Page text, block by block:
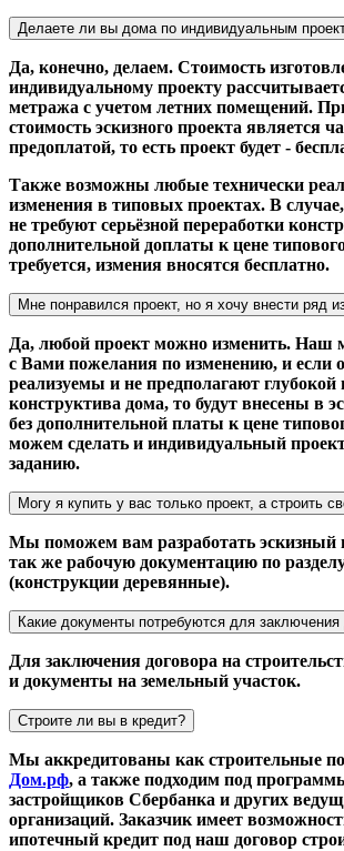
Делаете ли вы дома по индивидуальным
Да, конечно, делаем. Стоимость
индивидуальному проекту
метража с учетом летних помещений.
стоимость эскизного проекта является
предоплатой, то есть проект будет -
Также возможны любые технически
изменения в типовых проектах. В
не требуют серьёзной переработки
дополнительной доплаты к цене
требуется, измения вносятся бесплатно.
Мне понравился проект, но я хочу внести ряд
Да, любой проект можно изменить. Наш
с Вами пожелания по изменению, и если
реализуемы и не предполагают глубокой
конструктива дома, то будут внесены в
без дополнительной платы к цене
можем сделать и индивидуальный
заданию.
Могу я купить у вас только проект, а строить
Мы поможем вам разработать эскизный
так же рабочую документацию по
(конструкции деревянные).
Какие документы потребуются для заключения
Для заключения договора на
и документы на земельный участок.
Строите ли вы в кредит?
Мы аккредитованы как строительные
Дом.рф, а также подходим под
застройщиков Сбербанка и других
организаций. Заказчик имеет
ипотечный кредит под наш договор